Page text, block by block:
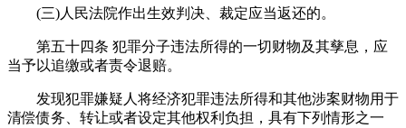
(三)人民法院作出生效判决、裁定应当返还的。
第五十四条 犯罪分子违法所得的一切财物及其孳息，应
当予以追缴或者责令退赔。
发现犯罪嫌疑人将经济犯罪违法所得和其他涉案财物用于
清偿债务、转让或者设定其他权利负担，具有下列情形之一